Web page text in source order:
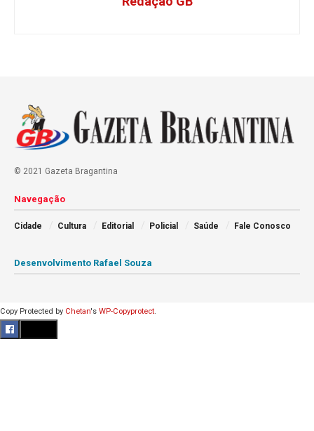
© 2021 Gazeta Bragantina
Navegação
Cidade Cultura Editorial Policial Saúde Fale Conosco
Desenvolvimento Rafael Souza
Copy Protected by Chetan's WP-Copyprotect